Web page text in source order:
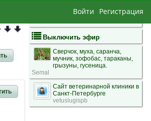
Выключить эфир
Сверчок, муха, саранча,
мучник, зофобас, тараканы,
грызуны, гусеница.
Semal
Сайт ветеринарной клиники в
Санкт-Петербурге
vetuslugispb
Войти Регистрация